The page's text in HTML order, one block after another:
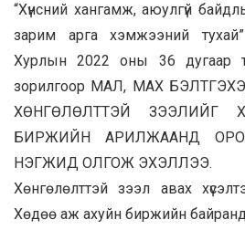
“Хүнсний хангамж, аюулгүй
зарим арга хэмжээний
Хурлын 2022 оны 36 дугаар
зорилгоор МАЛ, МАХ
ХӨНГӨЛӨЛТТЭЙ ЗЭЭЛИЙГ
БИРЖИЙН АРИЛЖААНД
НЭГЖИД ОЛГОЖ ЭХЭЛЛЭЭ.
Хөнгөлөлттэй зээл авах
Хөдөө аж ахуйн биржийн